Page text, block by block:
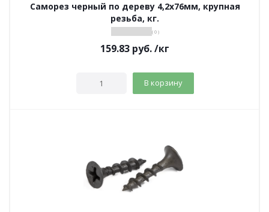
Саморез черный по дереву 4,2х76мм, крупная
резьба, кг.
( 0 )
159.83 руб./кг
В корзину